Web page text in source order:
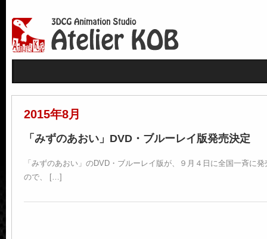
2015年8月
「みずのあおい」DVD・ブルーレイ版発売決定
「みずのあおい」のDVD・ブルーレイ版が、９月４日に全国一斉に
ので、 […]